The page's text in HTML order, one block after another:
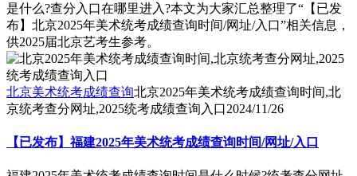
是什么?查分入口在哪里进入?本文为大家汇总整理了“【已发
布】北京2025年美术统考成绩查询时间/网址/入口”相关信息，
供2025届北京艺考生参考。
北京美术统考成绩查询北京2025年美术统考成绩查询时间,北
京统考查分网址,2025统考成绩查询入口2024/11/26
【已发布】福建2025年美术统考成绩查询时间/网址/入口